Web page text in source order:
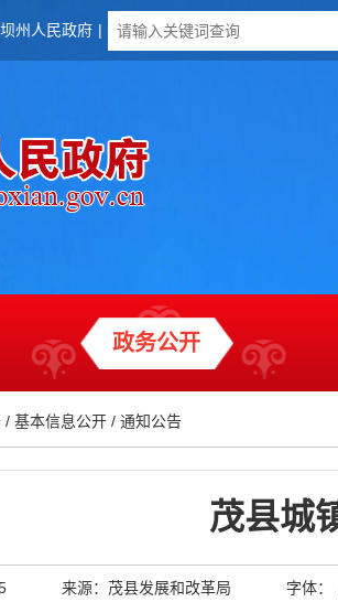
州人民政府 |
政务公开
/ 基本信息公开 / 通知公告
茂县城
来源：茂县发展和改革局 字体：